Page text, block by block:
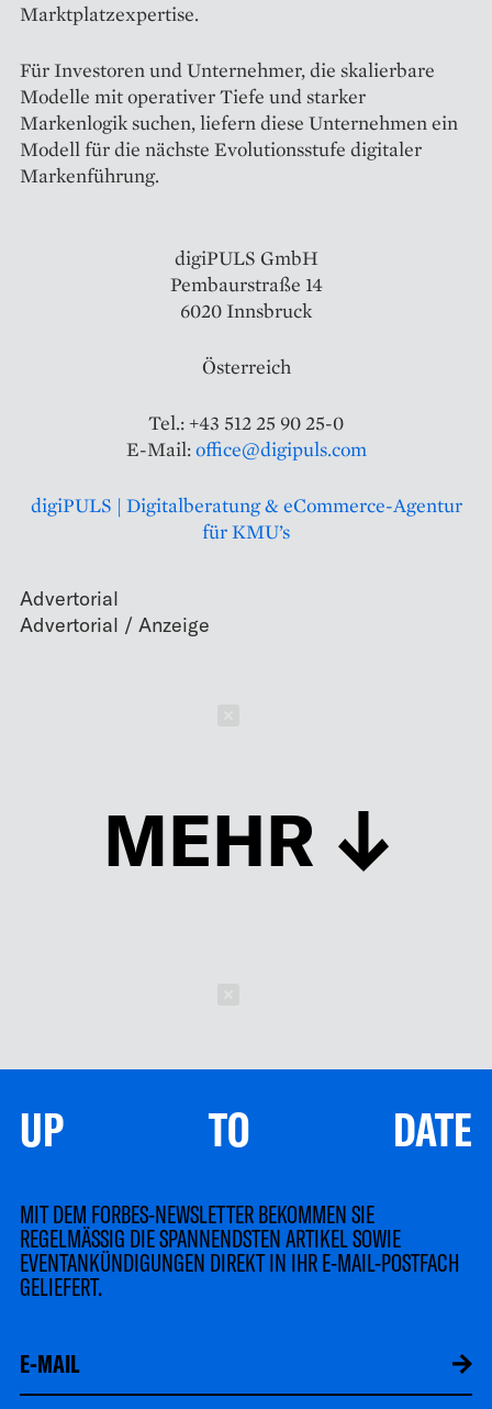
Marktplatzexpertise.
Für Investoren und Unternehmer, die skalierbare
Modelle mit operativer Tiefe und starker
Markenlogik suchen, liefern diese Unternehmen ein
Modell für die nächste Evolutionsstufe digitaler
Markenführung.
digiPULS GmbH
Pembaurstraße 14
6020 Innsbruck
Österreich
Tel.: +43 512 25 90 25-0
E-Mail:office@digipuls.com
digiPULS | Digitalberatung & eCommerce-Agentur
für KMU’s
Advertorial
MEHR
UP TO DATE
MIT DEM FORBES-NEWSLETTER BEKOMMEN SIE
REGELMÄSSIG DIE SPANNENDSTEN ARTIKEL SOWIE
EVENTANKÜNDIGUNGEN DIREKT IN IHR E-MAIL-POSTFACH
GELIEFERT.